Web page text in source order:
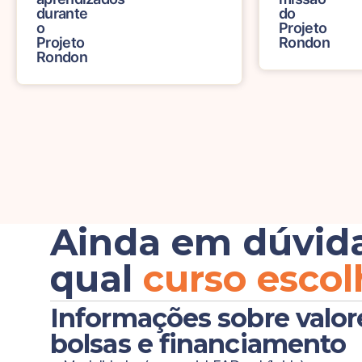
durante
Projeto
Rondon
Projeto
Rondon
Ainda em
qual curso
Informações sobre
bolsas e financiamento